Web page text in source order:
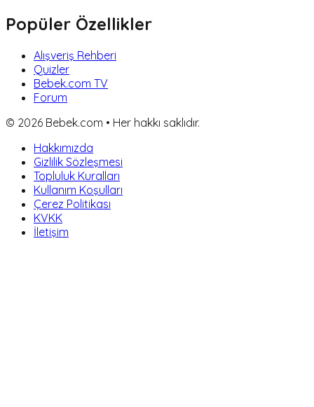
Popüler Özellikler
Alışveriş Rehberi
Quizler
Bebek.com TV
Forum
© 2026 Bebek.com • Her hakkı saklıdır.
Hakkımızda
Gizlilik Sözleşmesi
Topluluk Kuralları
Kullanım Koşulları
Çerez Politikası
KVKK
İletişim